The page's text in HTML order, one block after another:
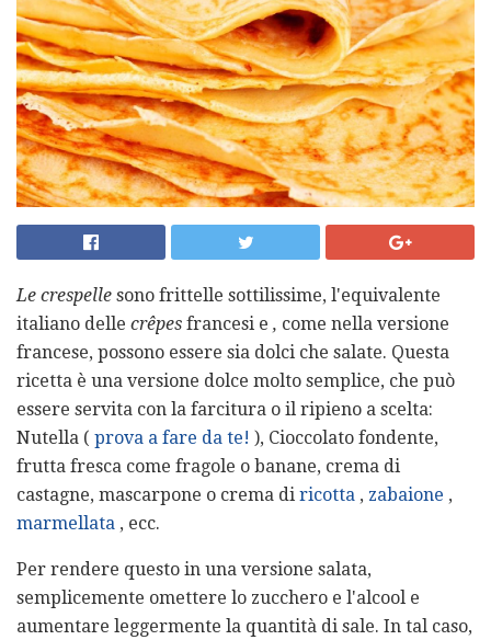
Le crespelle sono frittelle sottilissime, l'equivalente
italiano delle crêpes francesi e , come nella versione
francese, possono essere sia dolci che salate. Questa
ricetta è una versione dolce molto semplice, che può
essere servita con la farcitura o il ripieno a scelta:
Nutella ( prova a fare da te! ), Cioccolato fondente,
frutta fresca come fragole o banane, crema di
castagne, mascarpone o crema di ricotta , zabaione ,
marmellata , ecc.
Per rendere questo in una versione salata,
semplicemente omettere lo zucchero e l'alcool e
aumentare leggermente la quantità di sale. In tal caso,